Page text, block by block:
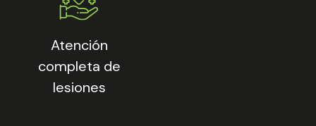
Atención
completa de
lesiones